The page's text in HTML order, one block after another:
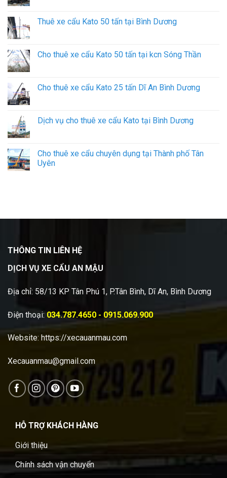
Thuê xe cẩu Kato 50 tấn tại Bình Dương
Cho thuê xe cẩu Kato 50 tấn tại kcn Sóng Thần
Cho thuê xe cẩu Kato 25 tấn Dĩ An Bình Dương
Dịch vụ cho thuê xe cẩu Kato tại Bình Dương
Cho thuê xe cẩu chuyên dụng tại Thành phố Tân
Uyên
THÔNG TIN LIÊN HỆ
DỊCH VỤ XE CẨU AN MẬU
Địa chỉ: 58/13 KP Tân Phú 1, P.Tân Bình, Dĩ An, Bình Dương
Điện thoại: 034.787.4650 - 0915.069.900
Website: https://xecauanmau.com
Xecauanmau@gmail.com
HỖ TRỢ KHÁCH HÀNG
Giới thiệu
Chính sách vận chuyển